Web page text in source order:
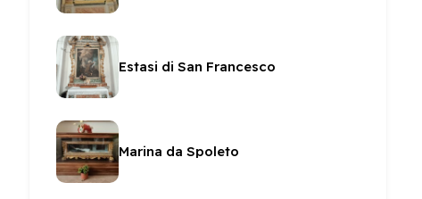
Estasi di San Francesco
Marina da Spoleto